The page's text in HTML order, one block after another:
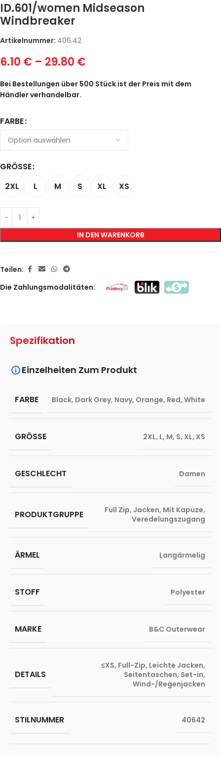
ID.601/women Midseason
Windbreaker
Artikelnummer: 406.42
6.10 € – 29.80 €
Bei Bestellungen über 500 Stück ist der Preis mit dem
Händler verhandelbar.
FARBE
GRÖSSE
2XL
L M S XL XS
IN DEN WARENKORB
Teilen:
Die Zahlungsmodalitäten:
Spezifikation
Einzelheiten Zum Produkt
FARBE Black, Dark Grey, Navy, Orange, Red, White
GRÖSSE 2XL, L, M, S, XL, XS
GESCHLECHT Damen
PRODUKTGRUPPE Full Zip, Jacken, Mit Kapuze,
Veredelungszugang
ÄRMEL Langärmelig
STOFF Polyester
MARKE B&C Outerwear
DETAILS
≤XS, Full-Zip, Leichte Jacken,
Seitentaschen, Set-in,
Wind-/Regenjacken
STILNUMMER 40642